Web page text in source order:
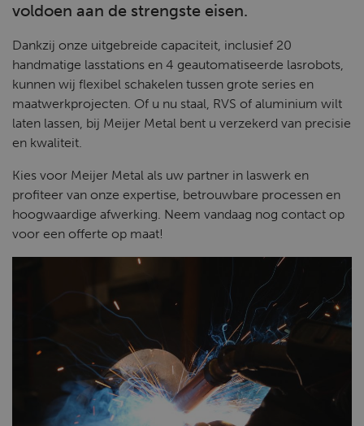
voldoen aan de strengste eisen.
Dankzij onze uitgebreide capaciteit, inclusief 20
handmatige lasstations en 4 geautomatiseerde lasrobots,
kunnen wij flexibel schakelen tussen grote series en
maatwerkprojecten. Of u nu staal, RVS of aluminium wilt
laten lassen, bij Meijer Metal bent u verzekerd van precisie
en kwaliteit.
Kies voor Meijer Metal als uw partner in laswerk en
profiteer van onze expertise, betrouwbare processen en
hoogwaardige afwerking. Neem vandaag nog contact op
voor een offerte op maat!